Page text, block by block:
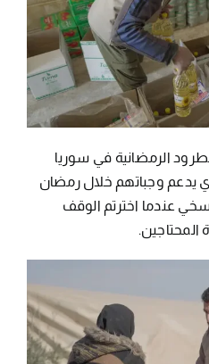
الرمضانية في سوريا
يدعم وجباتهم خلال رمضان
عندما اخترتم الوقف
المحتاجين.